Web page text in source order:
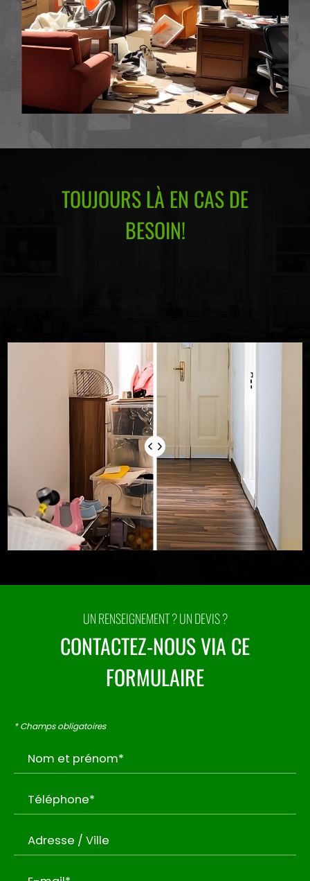
TOUJOURS LÀ EN CAS DE
BESOIN!
UN RENSEIGNEMENT ? UN DEVIS ?
CONTACTEZ-NOUS VIA CE
FORMULAIRE
* Champs obligatoires
Nom et prénom*
Téléphone*
Adresse / Ville